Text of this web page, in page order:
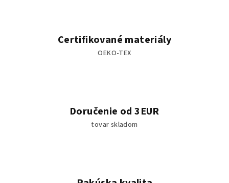
Certifikované materiály
OEKO-TEX
Doručenie od 3EUR
tovar skladom